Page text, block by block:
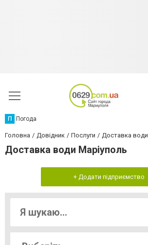
П Погода
Головна Довідник Послуги Доставка води
Доставка води Маріуполь
+ Додати підприємство